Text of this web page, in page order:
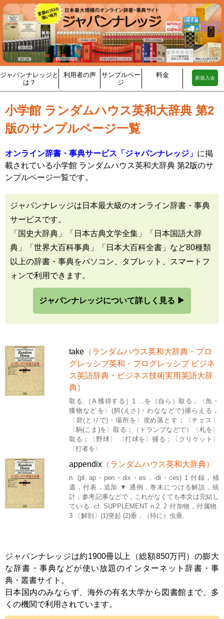
ジャパンナレッジと
は？
利用者の声
サンプルペー
ジ
料金 新規入会
小学館 ランダムハウス英和大辞典 第2
版のサンプルページ一覧
オンライン辞書・事典サービス「ジャパンナレッジ」 に掲
載されている小学館 ランダムハウス英和大辞典 第2版のサ
ンプルページ一覧です。
ジャパンナレッジは日本最大級のオンライン辞書・事典
サービスです。
「国史大辞典」「日本古典文学全集」「日本国語大辞
典」「世界大百科事典」「日本大百科全書」など80種類
以上の辞書・事典をパソコン、タブレット、スマートフ
ォンで利用できます。
ジャパンナレッジについて詳しく見る ▶
take （ランダムハウス英和大辞典・プロ
グレッシブ英和・プログレッシブ ビジネ
ス英語辞典・ビジネス技術実用英語大辞
典）
取る.［A 獲得する］1 …を（自ら）取る，〈魚・
獲物などを〉(餌(えさ)・わななどで)捕らえる，
〈砦(とりで)・場所を〉攻め落とす；〔チェス〕
〈駒(こま)を〉取る；（トランプなどで）〈札を〉
取る；〔野球〕 〈打球を〉捕る；〔クリケット〕
〈打者を〉
appendix （ランダムハウス英和大辞典）
n. (pl. ap・pen・dix・es，-di・ces) 1 付録，補
遺，付表，追加.▼ 通例，巻末につける解説，統
計，参考記事などで，これがなくても本文は完結し
ている. cf. SUPPLEMENT n.2. 2 付加物，付属物.
3 〔解剖〕(1)突起.(2)垂，（特に）虫垂.
ジャパンナレッジは約1900冊以上（総額850万円）の膨大
な辞書・事典などが使い放題のインターネット辞書・事
典・叢書サイト。
日本国内のみならず、海外の有名大学から図書館まで、多
くの機関で利用されています。